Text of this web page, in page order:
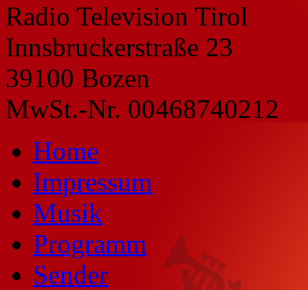
Radio Television Tirol
Innsbruckerstraße 23
39100 Bozen
MwSt.-Nr. 00468740212
Home
Impressum
Musik
Programm
Sender